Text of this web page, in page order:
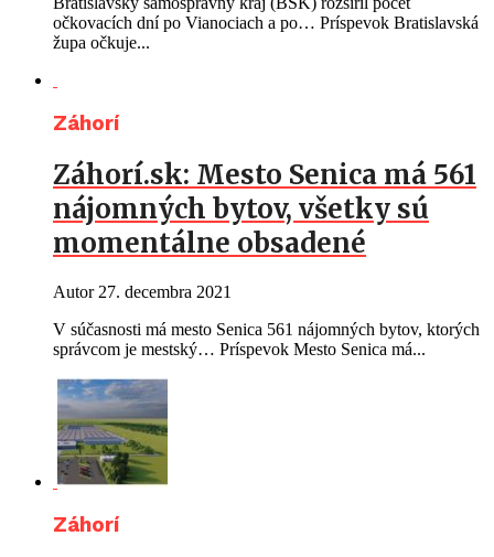
očkovacích dní po Vianociach a po… Príspevok Bratislavská
župa očkuje...
Záhorí
Záhorí.sk: Mesto Senica má 561
nájomných bytov, všetky sú
momentálne obsadené
Autor 27. decembra 2021
V súčasnosti má mesto Senica 561 nájomných bytov, ktorých
správcom je mestský… Príspevok Mesto Senica má...
Záhorí